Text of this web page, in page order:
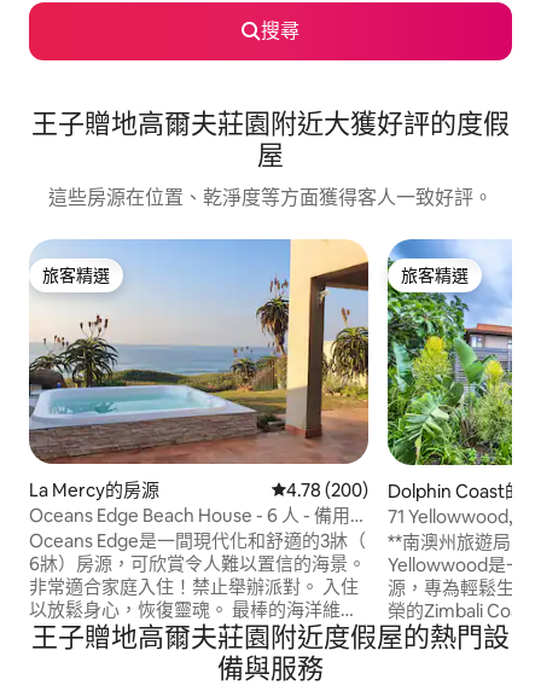
搜尋
王子贈地高爾夫莊園附近大獲好評的度假
屋
這些房源在位置、乾淨度等方面獲得客人一致好評。
旅客精選
旅客精選
La Mercy的房源 從 200 則評價中獲得 4.78 的平均
4.78 (200)
Oceans Edge Beach House - 6 人 - 備用電
源
Oceans Edge是一間現代化和舒適的3牀（
6牀）房源，可欣賞令人難以置信的海景。
非常適合家庭入住！禁止舉辦派對。 入住
以放鬆身心，恢復靈魂。 最棒的海洋維他
命！ 在炎熱的夏日，在大按摩浴池啜飲雞
尾酒，欣賞海豚游過。 沒有暖氣。 冬季賞
鯨令人嘆為觀止 距離Umhlanga/Ballito和
旅客精選
旅客精選
Dolphin Coast的
71 Yellowwood,
**南澳州旅遊局 5
Yellowwood是一
源，專為輕鬆生活
榮的Zimbali
施，包括Tom
泳池（包括帶滑
王子贈地高爾夫莊園附近度假屋的熱門設
備與服務